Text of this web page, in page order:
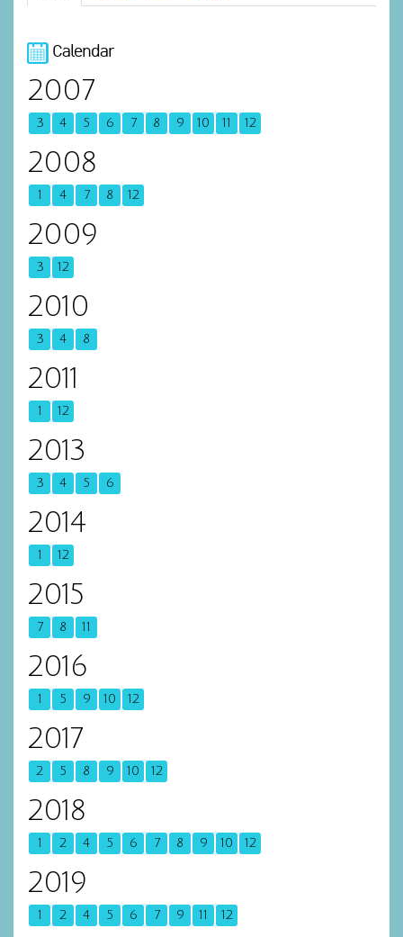
Calendar
2007
3 4 5 6 7 8 9 10 11 12
2008
1 4 7 8 12
2009
3 12
2010
3 4 8
2011
1 12
2013
3 4 5 6
2014
1 12
2015
7 8 11
2016
1 5 9 10 12
2017
2 5 8 9 10 12
2018
1 2 4 5 6 7 8 9 10 12
2019
1 2 4 5 6 7 9 11 12